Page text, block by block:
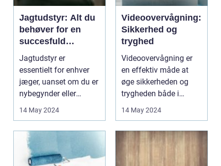
Jagtudstyr: Alt du
behøver for en
succesfuld
jagtsæson
Jagtudstyr er
essentielt for enhver
jæger, uanset om du er
nybegynder eller
erfaren. Det rigtige
14 May 2024
Videoovervågning:
Sikkerhed og
tryghed
Videoovervågning er
en effektiv måde at
øge sikkerheden og
trygheden både i
private hjem og på
offen...
14 May 2024